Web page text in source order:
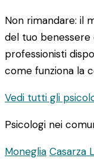
Non rimandare: il
del tuo benessere
professionisti
come funziona la
Vedi tutti gli
Psicologi nei
Moneglia Casarza